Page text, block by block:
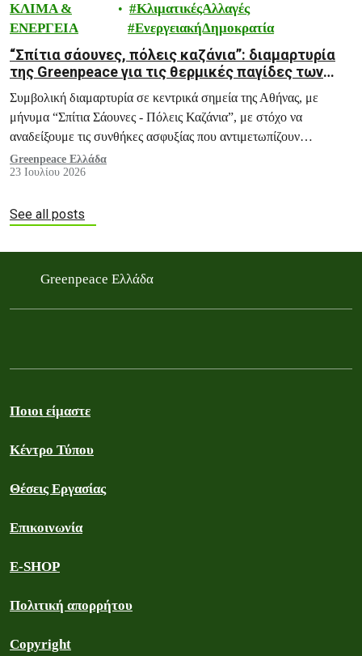
ΚΛΙΜΑ &
ΕΝΕΡΓΕΙΑ
ΚλιματικέςΑλλαγές
ΕνεργειακήΔημοκρατία
“Σπίτια σάουνες, πόλεις καζάνια”: διαμαρτυρία
της Greenpeace για τις θερμικές παγίδες των
σπιτιών και των πόλεών μας
Συμβολική διαμαρτυρία σε κεντρικά σημεία της Αθήνας, με
μήνυμα “Σπίτια Σάουνες - Πόλεις Καζάνια”, με στόχο να
αναδείξουμε τις συνθήκες ασφυξίας που αντιμετωπίζουν
εκατομμύρια πολίτες κάθε καλοκαίρι, και ειδικά σε περιόδους
καύσωνα, μέσα στα ίδια τους τα σπίτια.
Greenpeace Ελλάδα
23 Ιουλίου 2026
See all posts
Greenpeace Ελλάδα
Ποιοι είμαστε
Κέντρο Τύπου
Θέσεις Εργασίας
Επικοινωνία
E-SHOP
Πολιτική απορρήτου
Copyright